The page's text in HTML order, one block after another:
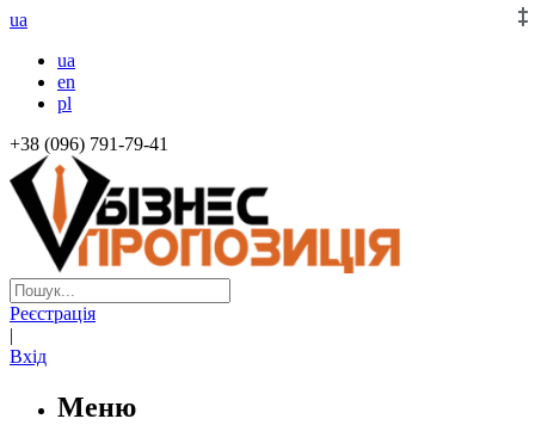
ua
ua
en
pl
+38 (096) 791-79-41
Реєстрація
|
Вхід
Меню